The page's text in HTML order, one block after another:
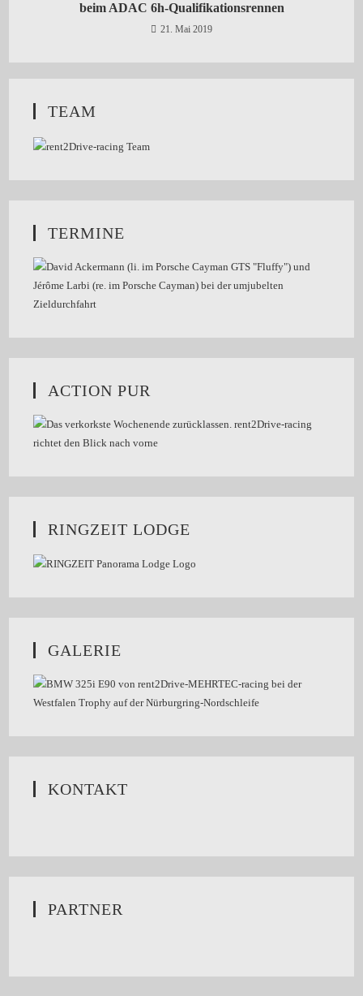
beim ADAC 6h-Qualifikationsrennen
21. Mai 2019
TEAM
TERMINE
ACTION PUR
RINGZEIT LODGE
GALERIE
KONTAKT
PARTNER